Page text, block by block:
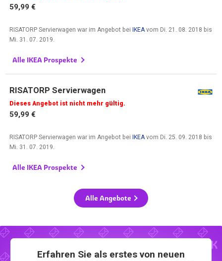
59,99 €
RISATORP Servierwagen war im Angebot beiIKEA vom Di. 21. 08. 2018 bis
Mi. 31. 07. 2019
Alle IKEA Prospekte
RISATORP Servierwagen
Dieses Angebot ist nicht mehr gültig.
59,99 €
RISATORP Servierwagen war im Angebot beiIKEA vom Di. 25. 09. 2018 bis
Mi. 31. 07. 2019
Alle IKEA Prospekte
Alle Angebote
Erfahren Sie als erstes von neuen